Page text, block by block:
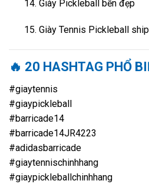
Giày Pickleball bền đẹp
Giày Tennis Pickleball
🔥 20 HASHTAG PHỔ
#giaytennis
#giaypickleball
#barricade14
#barricade14JR4223
#adidasbarricade
#giaytennischinhhang
#giaypickleballchinhhang